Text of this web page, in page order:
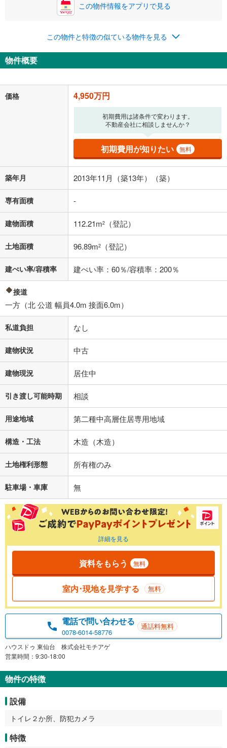
0円
ナス時の増額分（1回分）を入力してください。
ボーナス払いの限度額は金融機関によって異なります。
閉じる
月々の返済額
上、ご自身での入力をお願いいたします。初期設定で自動入力されてい
る値は、実際の金融機関等における貸出金利とは何ら関係がなく、実際
の金融機関等における貸出金利を何ら保証するものではありません。返
済方法「元利均等返済」にて算出しております。入力された金利を35年
適用した場合の計算結果を表示しています。
その他月額費用や、初期費用がかかります。ご注意ください。実際にお
借り入れの際は各金融機関等に、必ずご自身でご確認をお願いいたしま
す。
条件によってお借り入れができないことがあります。
不動産会社に購入相談をする
閉じる
この物件情報をアプリで見る
この物件と特徴の似ている物件を見る
物件概要
価格 4,950万円
初期費用は諸条件で変わります。
不動産会社に相談しませんか？
初期費用が知りたい 無料
築年月 2013年11月（築13年）（築）
専有面積 -
建物面積 112.21m2 （登記）
土地面積 96.89m2 （登記）
建ぺい率/容積率 建ぺい率：60％/容積率：200％
接道
一方（北 公道 幅員4.0m 接面6.0m）
私道負担 なし
建物状況 中古
建物現況 居住中
引き渡し可能時期 相談
用途地域 第二種中高層住居専用地域
構造・工法 木造（木造）
土地権利形態 所有権のみ
駐車場・車庫 無
詳細を見る
資料をもらう 無料
室内･現地を見学する 無料
電話で問い合わせる
0078-6014-58776
通話料無料
ハウスドゥ 東仙台 株式会社モチアゲ
営業時間：9:30-18:00
物件の特徴
設備
トイレ２か所、防犯カメラ
特徴